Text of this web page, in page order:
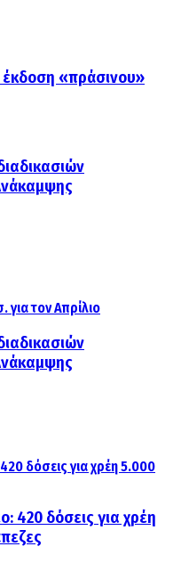
«πράσινου»
420 δόσεις για χρέη